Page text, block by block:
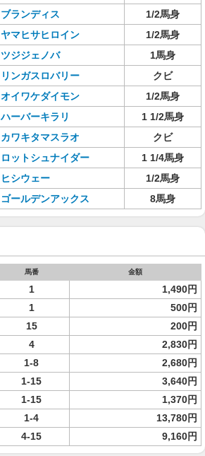
ブランディス
1/2馬身
ヤマヒサヒロイン
1/2馬身
ツジジェノバ
1馬身
リンガスロバリー
クビ
オイワケダイモン
1/2馬身
ハーバーキラリ
1 1/2馬身
カワキタマスラオ
クビ
ロットシュナイダー
1 1/4馬身
ヒシウェー
1/2馬身
ゴールデンアックス 8馬身
馬番 金額
1 1,490円
1
500円
15
200円
4
2,830円
1-8
2,680円
1-15 3,640円
1-15
1,370円
1-4
13,780円
4-15
9,160円